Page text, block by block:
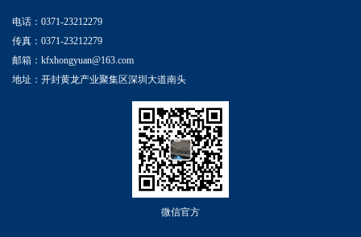
电话：0371-23212279
传真：0371-23212279
邮箱：kfxhongyuan@163.com
地址：开封黄龙产业聚集区深圳大道南头
微信官方